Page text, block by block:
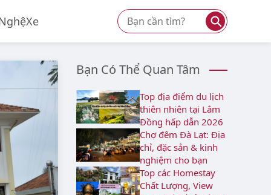
Xe ⚲
Bạn Có Thể Quan Tâm
Top địa điểm du lịch
thiên nhiên tại Lâm
Đồng hấp dẫn 2026
Chợ đêm Đà Lạt: Địa
chỉ, đặc sản & kinh
nghiệm cho bạn
Top các Homestay
Chất Lượng, View